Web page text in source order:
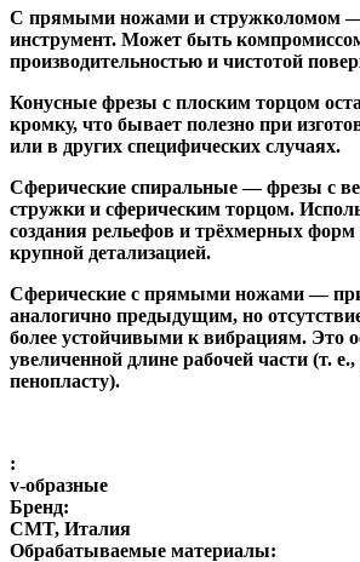
С прямыми ножами и стружколомом—
инструмент. Может быть
производительностью и чистотой
Конусные фрезы с плоским торцом
кромку, что бывает полезно при
или в других специфических случаях.
Сферические спиральные— фрезы с
стружки и сферическим торцом.
создания рельефов и трёхмерных форм
крупной детализацией.
Сферические с прямыми ножами—
аналогично предыдущим, но
более устойчивыми к вибрациям. Это
увеличенной длине рабочей части (т.
пенопласту).
:
v-образные
Бренд:
CMT, Италия
Обрабатываемые материалы: